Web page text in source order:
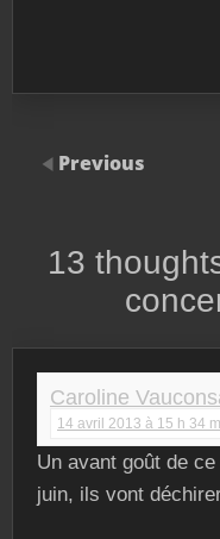
Previous
13
Caroline
14 avril 2013 à 15 h 34
Un avant goût de
juin, ils vont